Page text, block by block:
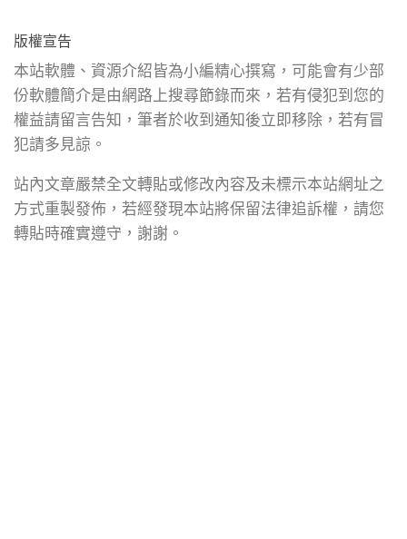
版權宣告
本站軟體、資源介紹皆為小編精心撰寫，可能會有少部
份軟體簡介是由網路上搜尋節錄而來，若有侵犯到您的
權益請留言告知，筆者於收到通知後立即移除，若有冒
犯請多見諒。
站內文章嚴禁全文轉貼或修改內容及未標示本站網址之
方式重製發佈，若經發現本站將保留法律追訴權，請您
轉貼時確實遵守，謝謝。